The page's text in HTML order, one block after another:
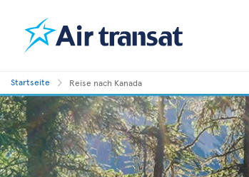
Startseite Reise nach Kanada